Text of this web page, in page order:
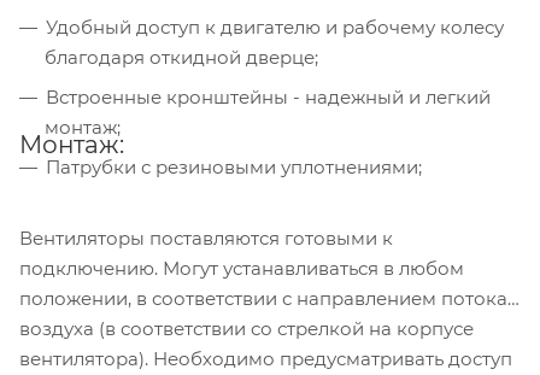
Удобный доступ к двигателю и рабочему колесу
благодаря откидной дверце;
Встроенные кронштейны - надежный и легкий
монтаж;
Патрубки с резиновыми уплотнениями;
Монтаж:
Вентиляторы поставляются готовыми к
подключению. Могут устанавливаться в любом
положении, в соответствии с направлением потока
воздуха (в соответствии со стрелкой на корпусе
вентилятора). Необходимо предусматривать доступ